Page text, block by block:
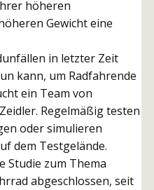
höheren
Gewicht eine
in letzter Zeit
kann, um Radfahrende
ein Team von
Regelmäßig testen
oder simulieren
dem Testgelände.
Studie zum Thema
abgeschlossen, seit